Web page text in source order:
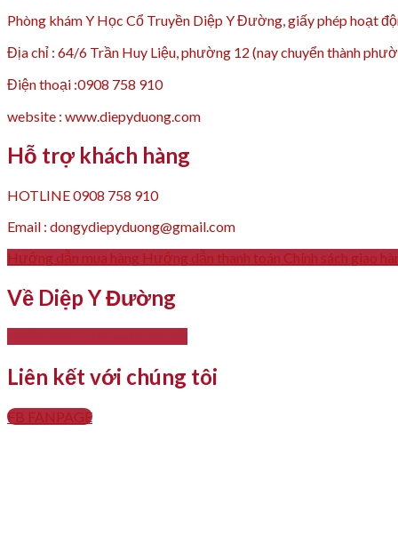
Phòng khám Y Học Cổ Truyền Diệp Y Đường, giấy phép hoạt
Địa chỉ : 64/6 Trần Huy Liệu, phường 12 (nay chuyển thành
Điện thoại :0908 758 910
website : www.diepyduong.com
Hỗ trợ khách hàng
HOTLINE 0908 758 910
Email : dongydiepyduong@gmail.com
Hướng dẫn mua hàng Hướng dẫn thanh toán Chính sách giao
Về Diệp Y Đường
Liên kết với chúng tôi
FB FANPAGE